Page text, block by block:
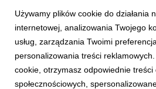
Używamy plików cookie do działania
internetowej, analizowania Twojego
usług, zarządzania Twoimi
personalizowania treści
cookie, otrzymasz odpowiednie
społecznościowych,